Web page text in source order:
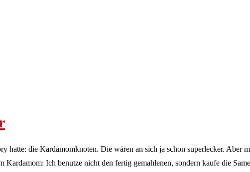
hatte: die Kardamomknoten. Die wären an sich ja schon superlecker. Aber
Kardamom: Ich benutze nicht den fertig gemahlenen, sondern kaufe die